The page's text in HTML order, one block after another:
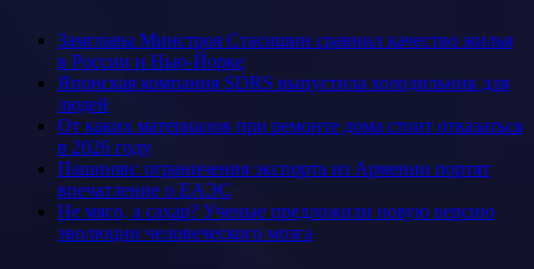
Замглавы Минстроя Стасишин сравнил качество жилья
в России и Нью-Йорке
Японская компания SDRS выпустила холодильник для
людей
От каких материалов при ремонте дома стоит отказаться
в 2026 году
Пашинян: ограничения экспорта из Армении портят
впечатление о ЕАЭС
Не мясо, а сахар? Ученые предложили новую версию
эволюции человеческого мозга